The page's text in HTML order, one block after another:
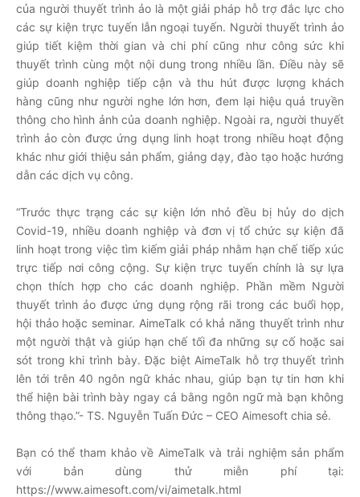
của người thuyết trình ảo là một giải pháp hỗ trợ đắc lực cho
các sự kiện trực tuyến lẫn ngoại tuyến. Người thuyết trình ảo
giúp tiết kiệm thời gian và chi phí cũng như công sức khi
thuyết trình cùng một nội dung trong nhiều lần. Điều này sẽ
giúp doanh nghiệp tiếp cận và thu hút được lượng khách
hàng cũng như người nghe lớn hơn, đem lại hiệu quả truyền
thông cho hình ảnh của doanh nghiệp. Ngoài ra, người thuyết
trình ảo còn được ứng dụng linh hoạt trong nhiều hoạt động
khác như giới thiệu sản phẩm, giảng dạy, đào tạo hoặc hướng
dẫn các dịch vụ công.
“Trước thực trạng các sự kiện lớn nhỏ đều bị hủy do dịch
Covid-19, nhiều doanh nghiệp và đơn vị tổ chức sự kiện đã
linh hoạt trong việc tìm kiếm giải pháp nhằm hạn chế tiếp xúc
trực tiếp nơi công cộng. Sự kiện trực tuyến chính là sự lựa
chọn thích hợp cho các doanh nghiệp. Phần mềm Người
thuyết trình ảo được ứng dụng rộng rãi trong các buổi họp,
hội thảo hoặc seminar. AimeTalk có khả năng thuyết trình như
một người thật và giúp hạn chế tối đa những sự cố hoặc sai
sót trong khi trình bày. Đặc biệt AimeTalk hỗ trợ thuyết trình
lên tới trên 40 ngôn ngữ khác nhau, giúp bạn tự tin hơn khi
thể hiện bài trình bày ngay cả bằng ngôn ngữ mà bạn không
thông thạo.”- TS. Nguyễn Tuấn Đức – CEO Aimesoft chia sẻ.
Bạn có thể tham khảo về AimeTalk và trải nghiệm sản phẩm
với bản dùng thử miễn phí tại:
https://www.aimesoft.com/vi/aimetalk.html